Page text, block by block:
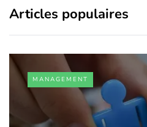
Articles populaires
MANAGEMENT